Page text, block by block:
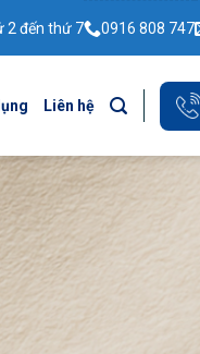
2 đến thứ 7 0916 808 747
Liên hệ